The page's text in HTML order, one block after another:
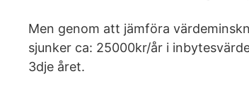
Men genom att jämföra
sjunker ca: 25000kr/år i
3dje året.